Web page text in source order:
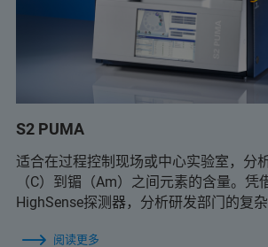
S2 PUMA
适合在过程控制现场或中心实验室，分
（C）到镅（Am）之间元素的含量。凭
HighSense探测器，分析研发部门的复
阅读更多